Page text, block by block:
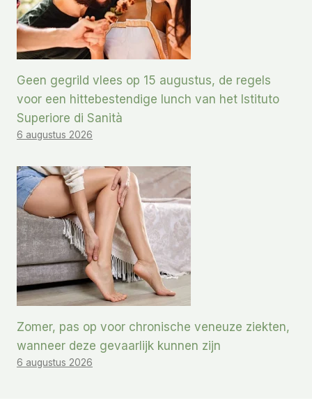
Geen gegrild vlees op 15 augustus, de regels
voor een hittebestendige lunch van het Istituto
Superiore di Sanità
6 augustus 2026
Zomer, pas op voor chronische veneuze ziekten,
wanneer deze gevaarlijk kunnen zijn
6 augustus 2026